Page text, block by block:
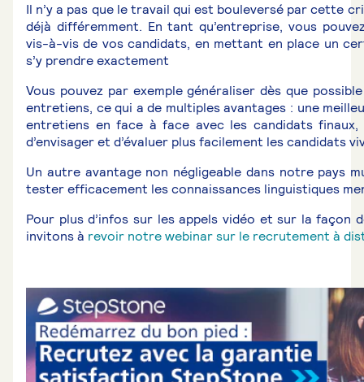
Il n’y a pas que le travail qui est bouleversé par cette
déjà différemment. En tant qu’entreprise, vous
vis-à-vis de vos candidats, en mettant en place un
s’y prendre exactement
Vous pouvez par exemple généraliser dès que
entretiens, ce qui a de multiples avantages : une
entretiens en face à face avec les candidats
d’envisager et d’évaluer plus facilement les candidats
Un autre avantage non négligeable dans notre pays
tester efficacement les connaissances linguistiques
Pour plus d’infos sur les appels vidéo et sur la façon
invitons à revoir notre webinar sur le recrutement à